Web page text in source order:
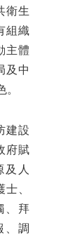
衛生
組織
主體
及中
建設
府賦
及人
、
、拜
、調